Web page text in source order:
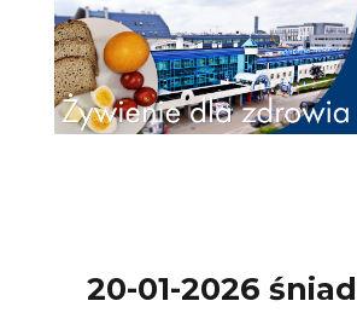
Uniwersytecki
Kliniczny we
Żywienie dla
20-01-2026